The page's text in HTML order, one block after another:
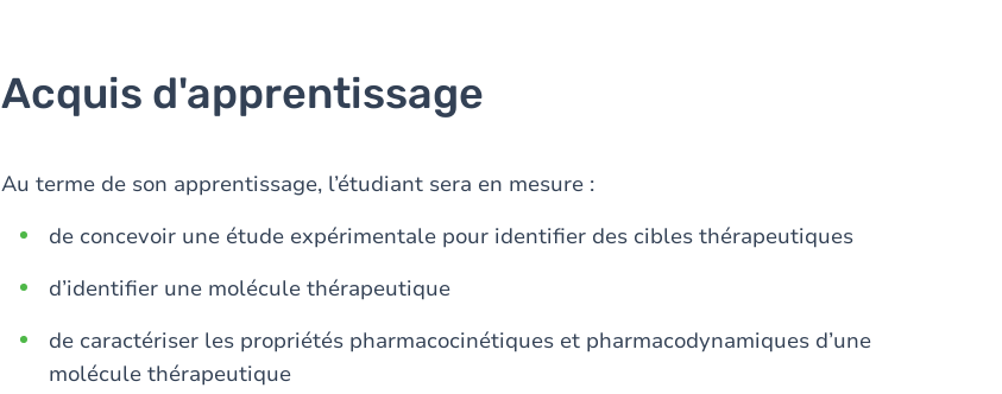
Acquis d'apprentissage
Au terme de son apprentissage, l’étudiant sera en mesure :
de concevoir une étude expérimentale pour identifier des cibles thérapeutiques
d’identifier une molécule thérapeutique
de caractériser les propriétés pharmacocinétiques et pharmacodynamiques d’une
molécule thérapeutique